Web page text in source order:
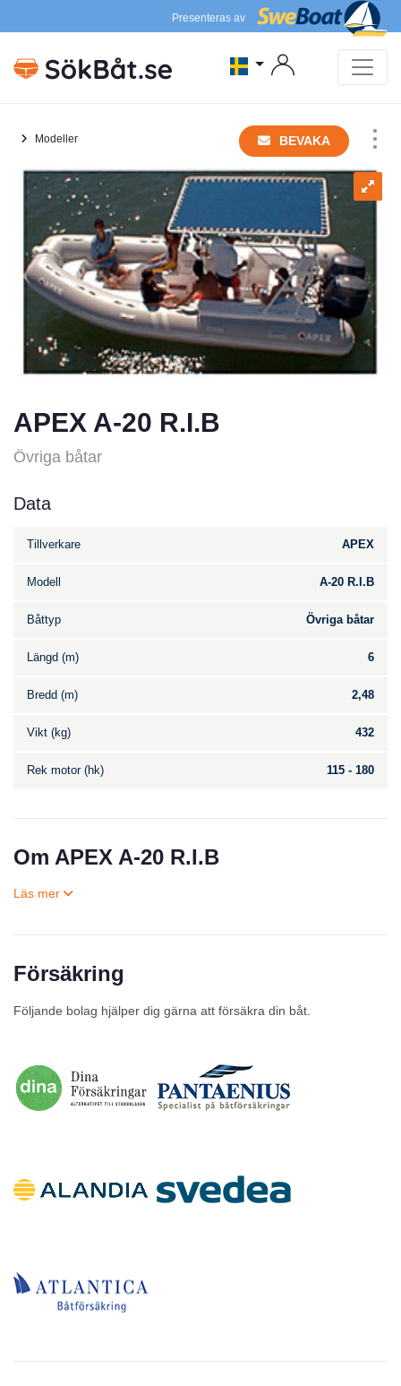
Presenteras av
Modeller BEVAKA
APEX A-20 R.I.B
Övriga båtar
Data
Tillverkare APEX
Modell A-20 R.I.B
Båttyp Övriga båtar
Längd (m) 6
Bredd (m) 2,48
Vikt (kg) 432
Rek motor (hk) 115 - 180
Om APEX A-20 R.I.B
Försäkring
Följande bolag hjälper dig gärna att försäkra din båt.